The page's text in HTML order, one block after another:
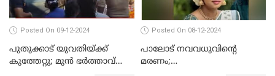
Posted On 09-12-2024
പുതുക്കാട് യുവതിയ്ക്ക്
കുത്തേറ്റു; മുൻ ഭർത്താവ്
Posted On 08-12-2024
പാലോട് നവവധുവിന്റെ
മരണം;